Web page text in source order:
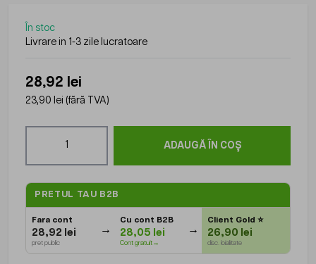
În stoc
Livrare in 1-3 zile lucratoare
28,92 lei
23,90 lei (fără TVA)
ADAUGĂ ÎN COȘ
PRETUL TAU B2B
Fara cont
28,92 lei
pret public
Cu cont B2B
28,05 lei
Cont gratuit→
Client Gold⭐
26,90 lei
disc. loialitate